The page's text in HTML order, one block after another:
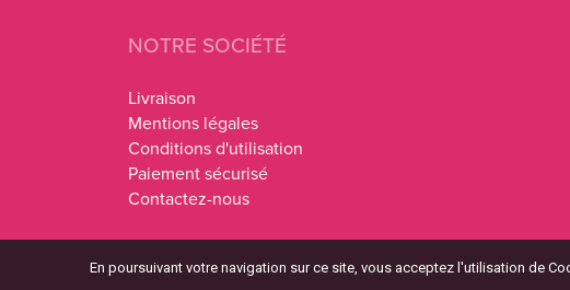
NOTRE SOCIÉTÉ
Livraison
Mentions légales
Conditions d'utilisation
Paiement sécurisé
Contactez-nous
En poursuivant votre navigation sur ce site, vous acceptez l'utilisation de